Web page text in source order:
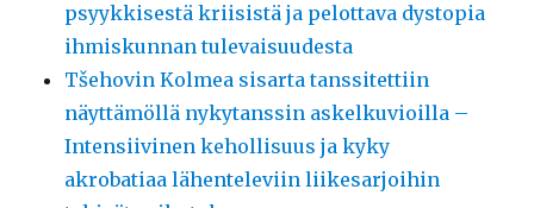
psyykkisestä kriisistä ja pelottava dystopia
ihmiskunnan tulevaisuudesta
Tšehovin Kolmea sisarta tanssitettiin
näyttämöllä nykytanssin askelkuvioilla –
Intensiivinen kehollisuus ja kyky
akrobatiaa lähenteleviin liikesarjoihin